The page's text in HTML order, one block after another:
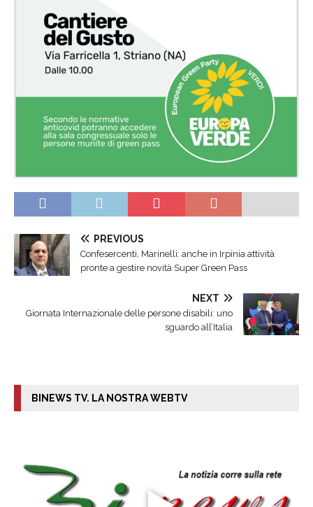
PREVIOUS
Confesercenti, Marinelli: anche in Irpinia attività
pronte a gestire novità Super Green Pass
NEXT
Giornata Internazionale delle persone disabili: uno
sguardo all’Italia
BINEWS TV. LA NOSTRA WEBTV